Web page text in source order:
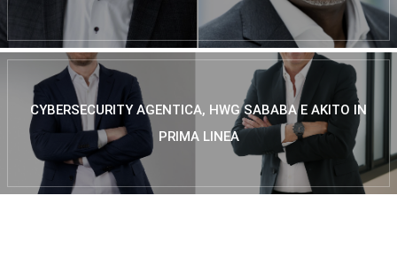
CYBERSECURITY AGENTICA, HWG SABABA E AKITO IN
PRIMA LINEA